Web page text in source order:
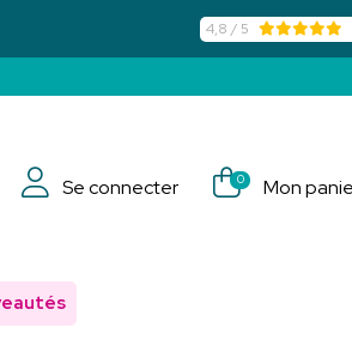
4,8 / 5
Se connecter
0 Mon